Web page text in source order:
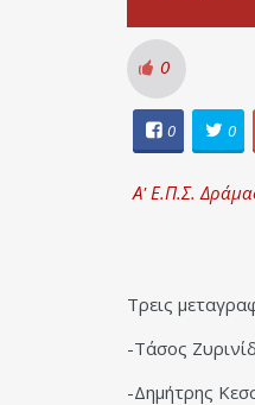
0
0 0
Α' Ε.Π.Σ.
Τρεις
-Τάσος
-Δημήτρης